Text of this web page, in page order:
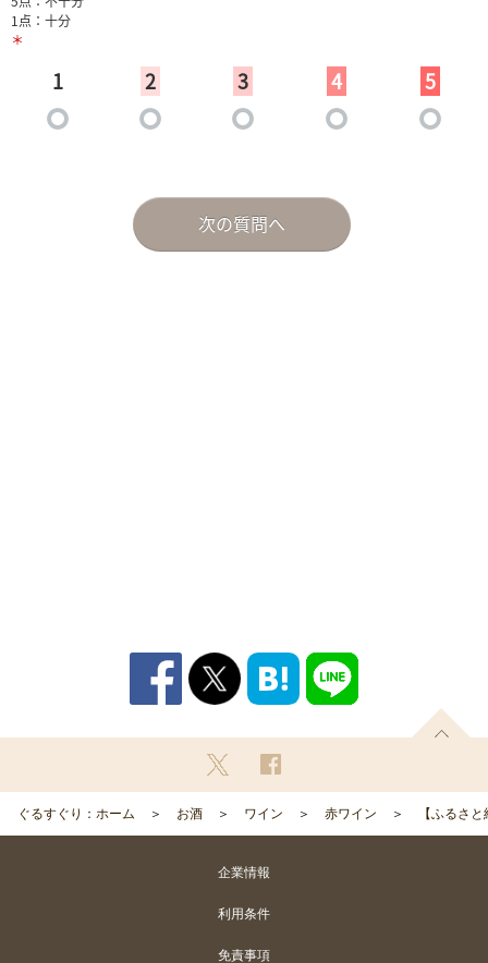
ぐるすぐり：ホーム お酒 ワイン 赤ワイン 【ふるさ
企業情報
利用条件
免責事項